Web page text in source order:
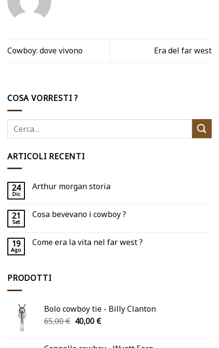
Cowboy: dove vivono Era del far west
COSA VORRESTI ?
ARTICOLI RECENTI
24
Dic
Arthur morgan storia
21
Set
Cosa bevevano i cowboy ?
19
Ago
Come era la vita nel far west ?
PRODOTTI
Bolo cowboy tie - Billy Clanton
65,00€ Il
40,00 €Il